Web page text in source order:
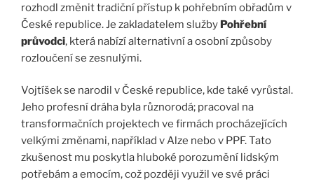
rozhodl změnit tradiční přístup k pohřebním obřadům v
České republice. Je zakladatelem služby Pohřební
průvodci, která nabízí alternativní a osobní způsoby
rozloučení se zesnulými.
Vojtíšek se narodil v České republice, kde také vyrůstal.
Jeho profesní dráha byla různorodá; pracoval na
transformačních projektech ve firmách procházejících
velkými změnami, například v Alze nebo v PPF. Tato
zkušenost mu poskytla hluboké porozumění lidským
potřebám a emocím, což později využil ve své práci